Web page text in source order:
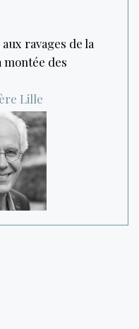
ravages de la
montée des
Lille